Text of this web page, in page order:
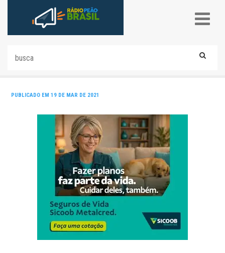
PUBLICADO EM 19 DE MAR DE 2021